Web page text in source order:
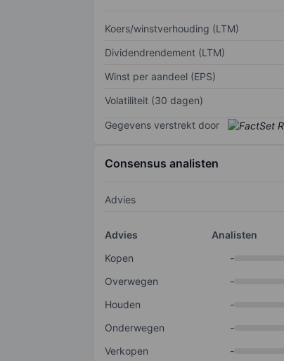
Koers/winstverhouding (LTM)
Dividendrendement (LTM)
Winst per aandeel (EPS)
Volatiliteit (30 dagen)
Gegevens verstrekt door
Consensus analisten
Advies
Advies
Analisten
Kopen
-
Overwegen
-
Houden
-
Onderwegen
-
Verkopen
-